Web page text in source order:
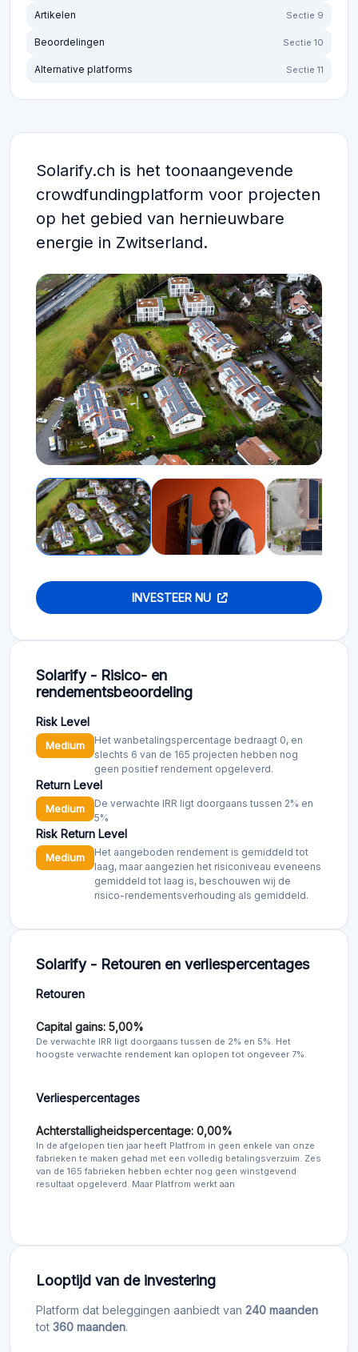
Artikelen Sectie 9
Beoordelingen Sectie 10
Alternative platforms Sectie 11
Solarify.ch is het toonaangevende
crowdfundingplatform voor projecten
op het gebied van hernieuwbare
energie in Zwitserland.
INVESTEER NU
Solarify - Risico- en
rendementsbeoordeling
Risk Level
Medium
Het wanbetalingspercentage bedraagt 0, en
slechts 6 van de 165 projecten hebben nog
geen positief rendement opgeleverd.
Return Level
Medium
De verwachte IRR ligt doorgaans tussen 2% en
5%
Risk Return Level
Medium
Het aangeboden rendement is gemiddeld tot
laag, maar aangezien het risiconiveau eveneens
gemiddeld tot laag is, beschouwen wij de
risico-rendementsverhouding als gemiddeld.
Solarify - Retouren en verliespercentages
Retouren
Capital gains: 5,00%
De verwachte IRR ligt doorgaans tussen de 2% en 5%. Het
hoogste verwachte rendement kan oplopen tot ongeveer 7%.
Verliespercentages
Achterstalligheidspercentage: 0,00%
In de afgelopen tien jaar heeft Platfrom in geen enkele van onze
fabrieken te maken gehad met een volledig betalingsverzuim. Zes
van de 165 fabrieken hebben echter nog geen winstgevend
resultaat opgeleverd. Maar Platfrom werkt aan
Looptijd van de investering
Platform dat beleggingen aanbiedt van 240 maanden
tot 360 maanden.